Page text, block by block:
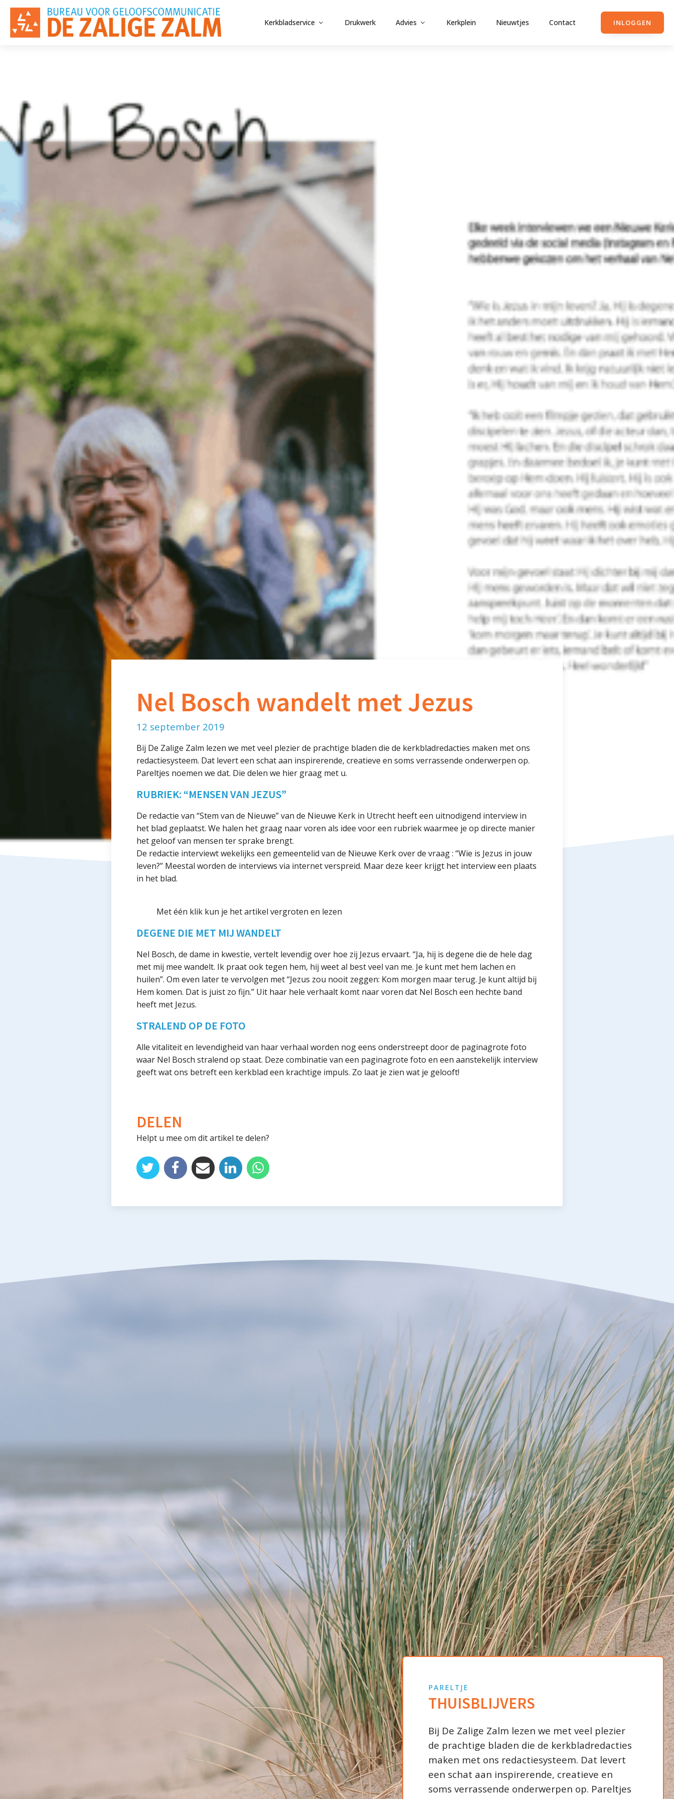
Kerkbladservice Drukwerk Advies Kerkplein Nieuwtjes Contact INLOGGEN
Nel Bosch wandelt met Jezus
12 september 2019
Bij De Zalige Zalm lezen we met veel plezier de prachtige bladen die de kerkbladredacties maken met ons
redactiesysteem. Dat levert een schat aan inspirerende, creatieve en soms verrassende onderwerpen op.
Pareltjes noemen we dat. Die delen we hier graag met u.
RUBRIEK: “MENSEN VAN JEZUS”
De redactie van “Stem van de Nieuwe” van de Nieuwe Kerk in Utrecht heeft een uitnodigend interview in
het blad geplaatst. We halen het graag naar voren als idee voor een rubriek waarmee je op directe manier
het geloof van mensen ter sprake brengt.
De redactie interviewt wekelijks een gemeentelid van de Nieuwe Kerk over de vraag : “Wie is Jezus in jouw
leven?” Meestal worden de interviews via internet verspreid. Maar deze keer krijgt het interview een plaats
in het blad.
Met één klik kun je het artikel vergroten en lezen
DEGENE DIE MET MIJ WANDELT
Nel Bosch, de dame in kwestie, vertelt levendig over hoe zij Jezus ervaart. “Ja, hij is degene die de hele dag
met mij mee wandelt. Ik praat ook tegen hem, hij weet al best veel van me. Je kunt met hem lachen en
huilen”. Om even later te vervolgen met “Jezus zou nooit zeggen: Kom morgen maar terug. Je kunt altijd bij
Hem komen. Dat is juist zo fijn.” Uit haar hele verhaalt komt naar voren dat Nel Bosch een hechte band
heeft met Jezus.
STRALEND OP DE FOTO
Alle vitaliteit en levendigheid van haar verhaal worden nog eens onderstreept door de paginagrote foto
waar Nel Bosch stralend op staat. Deze combinatie van een paginagrote foto en een aanstekelijk interview
geeft wat ons betreft een kerkblad een krachtige impuls. Zo laat je zien wat je gelooft!
DELEN
Helpt u mee om dit artikel te delen?
PARELTJE
THUISBLIJVERS
Bij De Zalige Zalm lezen we met veel plezier
de prachtige bladen die de kerkbladredacties
maken met ons redactiesysteem. Dat levert
een schat aan inspirerende, creatieve en
soms verrassende onderwerpen op. Pareltjes